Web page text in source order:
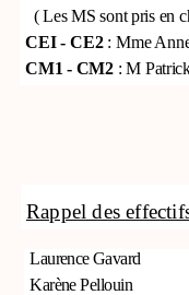
( Les MS sont pris en
CEI - CE2 : Mme
CM1 - CM2 : M
Rappel des
Laurence Gavard
Karène Pellouin